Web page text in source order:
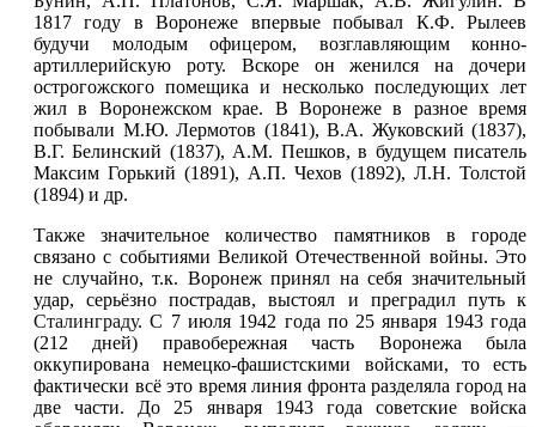
1817 году в Воронеже впервые побывал К.Ф. Рылеев
будучи молодым офицером, возглавляющим конно-
артиллерийскую роту. Вскоре он женился на дочери
острогожского помещика и несколько последующих лет
жил в Воронежском крае. В Воронеже в разное время
побывали М.Ю. Лермотов (1841), В.А. Жуковский (1837),
В.Г. Белинский (1837), A.M. Пешков, в будущем писатель
Максим Горький (1891), А.П. Чехов (1892), Л.Н. Толстой
(1894) и др.
Также значительное количество памятников в городе
связано с событиями Великой Отечественной войны. Это
не случайно, т.к. Воронеж принял на себя значительный
удар, серьёзно пострадав, выстоял и преградил путь к
Сталинграду. С 7 июля 1942 года по 25 января 1943 года
(212 дней) правобережная часть Воронежа была
оккупирована немецко-фашистскими войсками, то есть
фактически всё это время линия фронта разделяла город на
две части. До 25 января 1943 года советские войска